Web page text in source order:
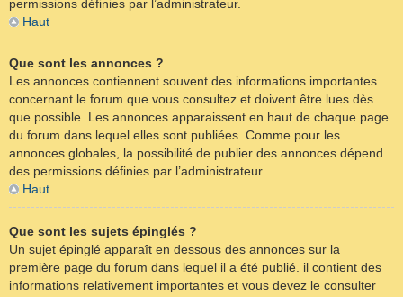
permissions définies par l’administrateur.
Haut
Que sont les annonces ?
Les annonces contiennent souvent des informations importantes
concernant le forum que vous consultez et doivent être lues dès
que possible. Les annonces apparaissent en haut de chaque page
du forum dans lequel elles sont publiées. Comme pour les
annonces globales, la possibilité de publier des annonces dépend
des permissions définies par l’administrateur.
Haut
Que sont les sujets épinglés ?
Un sujet épinglé apparaît en dessous des annonces sur la
première page du forum dans lequel il a été publié. il contient des
informations relativement importantes et vous devez le consulter